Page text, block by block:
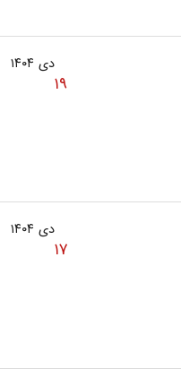
دی ۱۴۰۴
۱۹
دی ۱۴۰۴
۱۷